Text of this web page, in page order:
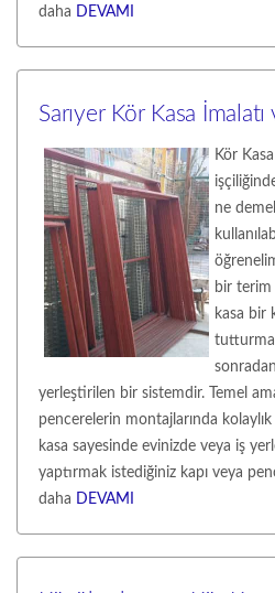
daha DEVAMI
Sarıyer Kör Kasa İmalatı
Kör
ne
bir terim
kasa bir
yerleştirilen bir sistemdir. Temel
pencerelerin montajlarında
kasa sayesinde evinizde veya iş
yaptırmak istediğiniz kapı veya
daha DEVAMI